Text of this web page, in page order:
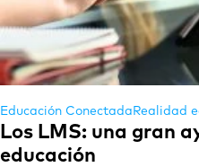
Educación Conectada Realidad
Los LMS: una gran
educación